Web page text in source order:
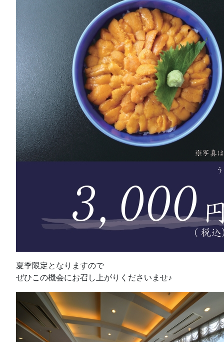
夏季限定となりますので
ぜひこの機会にお召し上がりくださいませ♪